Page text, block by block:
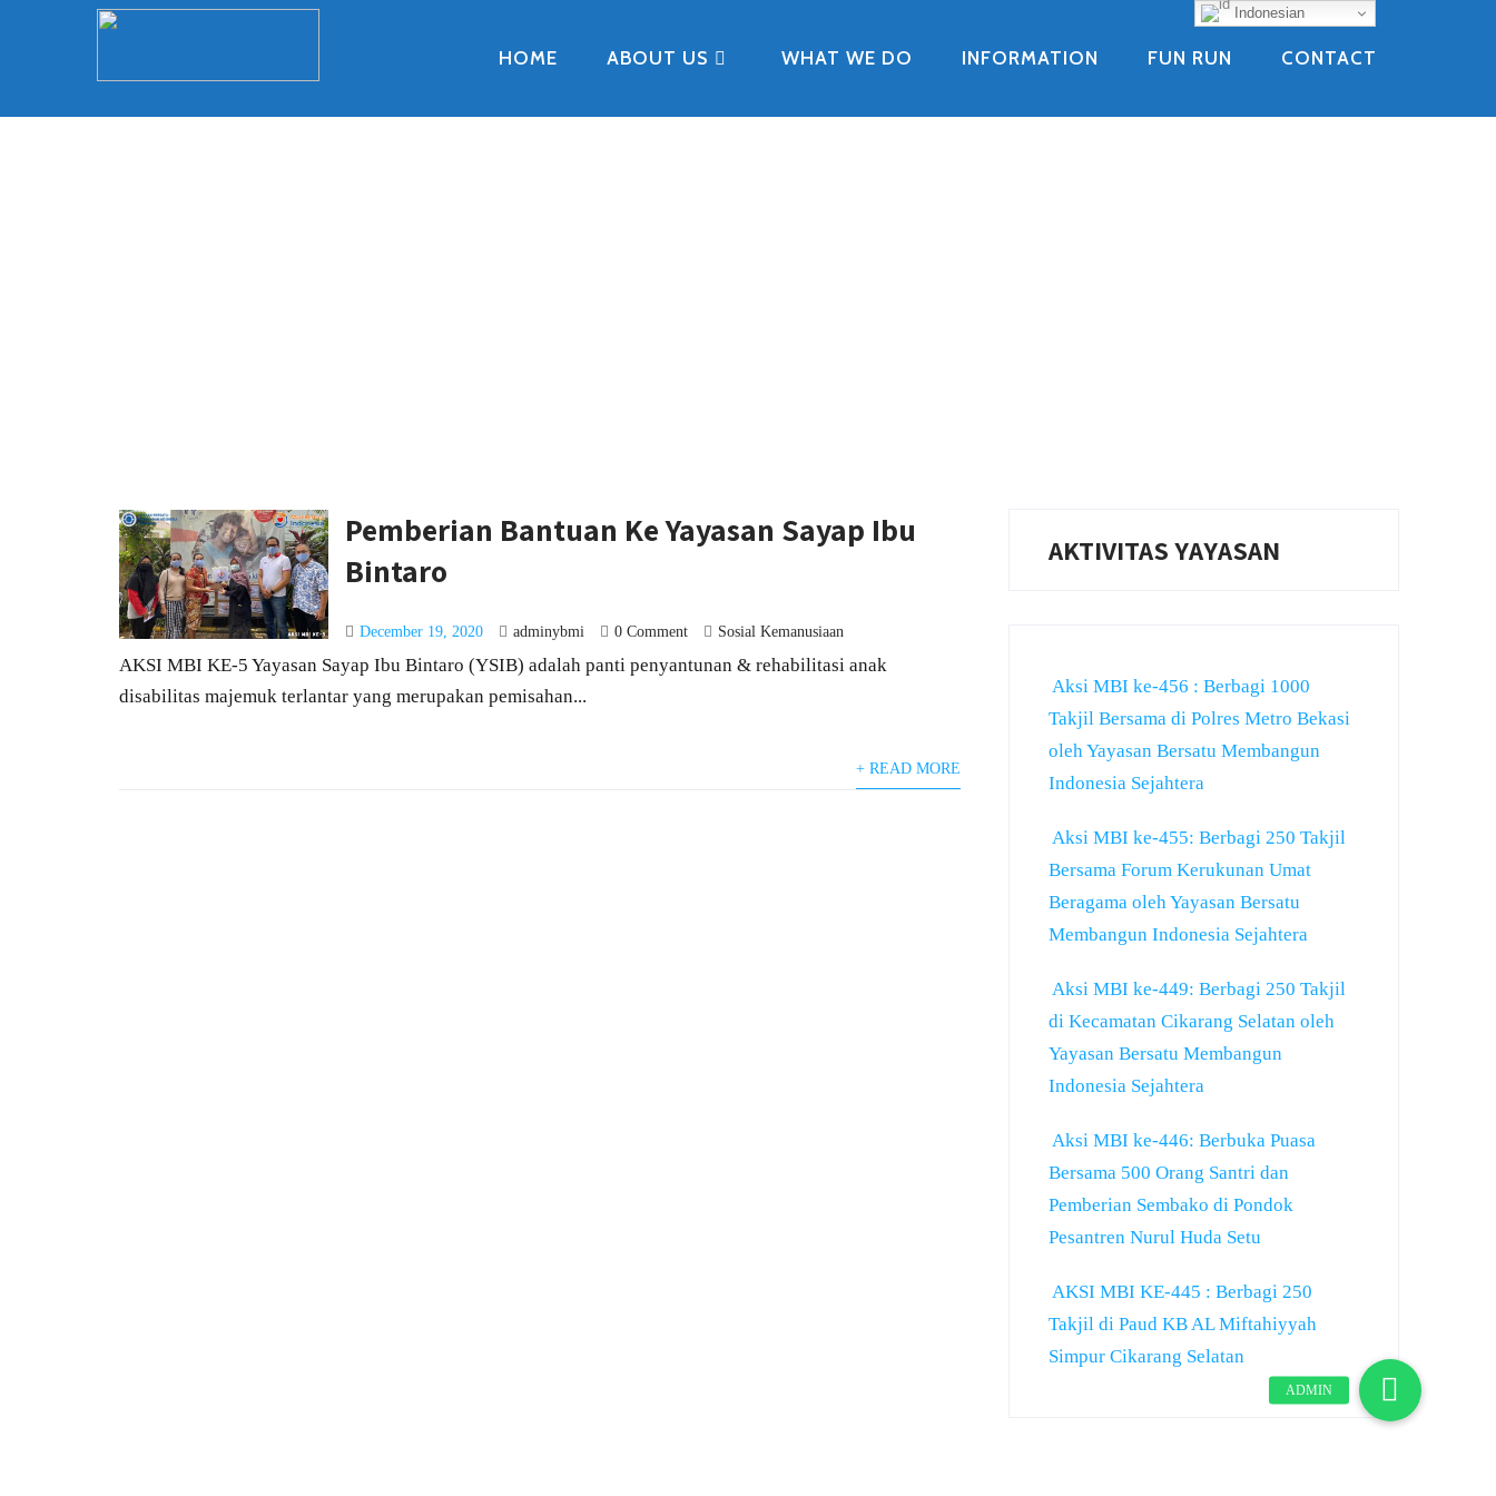
HOME ABOUT US WHAT WE DO INFORMATION FUN RUN CONTACT
Pemberian Bantuan Ke Yayasan Sayap Ibu
Bintaro
December 19, 2020 adminybmi 0 Comment Sosial Kemanusiaan
AKSI MBI KE-5 Yayasan Sayap Ibu Bintaro (YSIB) adalah panti penyantunan & rehabilitasi anak
disabilitas majemuk terlantar yang merupakan pemisahan...
+ READ MORE
AKTIVITAS YAYASAN
Aksi MBI ke-456 : Berbagi 1000
Takjil Bersama di Polres Metro Bekasi
oleh Yayasan Bersatu Membangun
Indonesia Sejahtera
Aksi MBI ke-455: Berbagi 250 Takjil
Bersama Forum Kerukunan Umat
Beragama oleh Yayasan Bersatu
Membangun Indonesia Sejahtera
Aksi MBI ke-449: Berbagi 250 Takjil
di Kecamatan Cikarang Selatan oleh
Yayasan Bersatu Membangun
Indonesia Sejahtera
Aksi MBI ke-446: Berbuka Puasa
Bersama 500 Orang Santri dan
Pemberian Sembako di Pondok
Pesantren Nurul Huda Setu
AKSI MBI KE-445 : Berbagi 250
Takjil di Paud KB AL Miftahiyyah
Simpur Cikarang Selatan
Indonesian